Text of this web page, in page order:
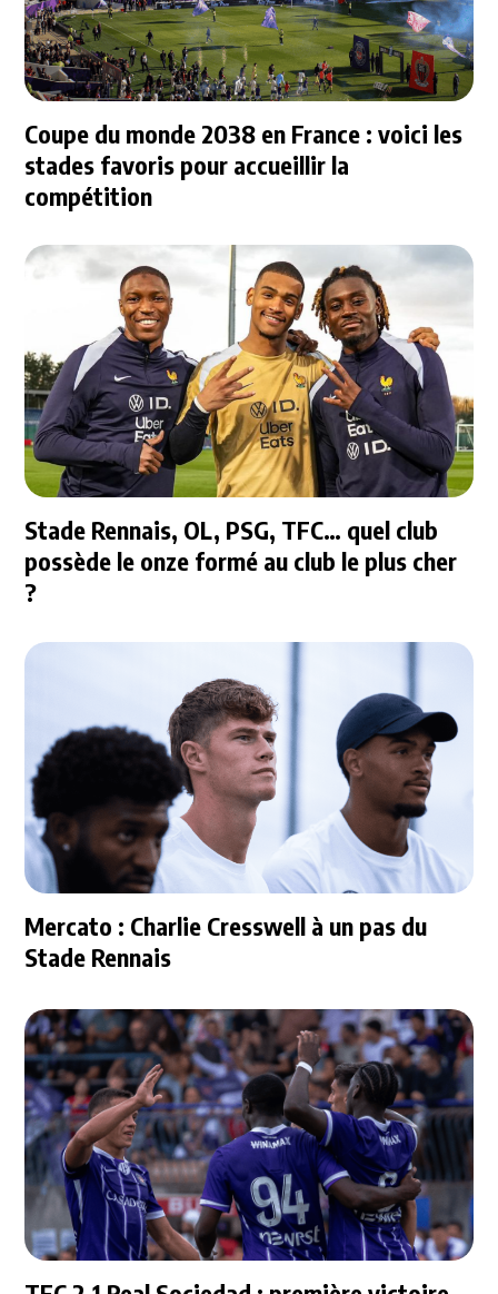
Coupe du monde 2038 en France : voici les
stades favoris pour accueillir la
compétition
Stade Rennais, OL, PSG, TFC… quel club
possède le onze formé au club le plus cher
?
Mercato : Charlie Cresswell à un pas du
Stade Rennais